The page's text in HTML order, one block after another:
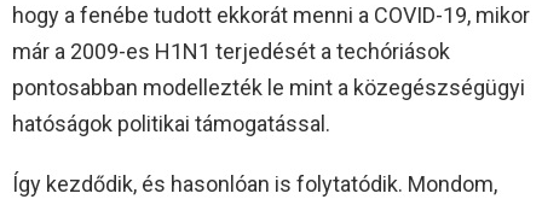
hogy a fenébe tudott ekkorát menni a COVID-19, mikor
már a 2009-es H1N1 terjedését a techóriások
pontosabban modellezték le mint a közegészségügyi
hatóságok politikai támogatással.
Így kezdődik, és hasonlóan is folytatódik. Mondom,